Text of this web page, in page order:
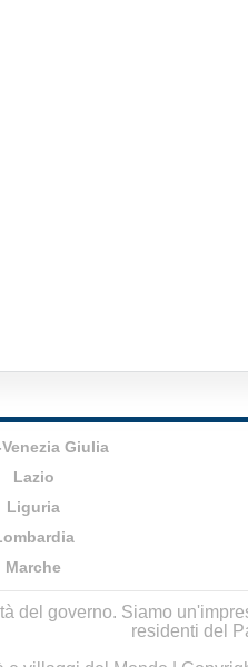
Giulia
Lazio
Liguria
Marche
del governo. Siamo
residenti del